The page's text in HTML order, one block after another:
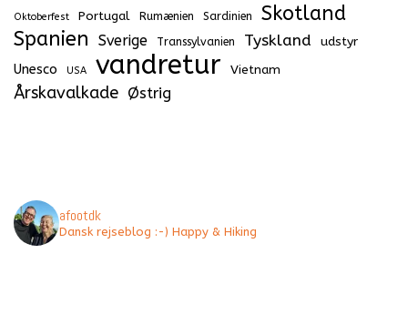
Oktoberfest Portugal Rumænien Sardinien
Skotland
Spanien
Sverige Transsylvanien Tyskland udstyr
Unesco USA vandretur Vietnam
Årskavalkade Østrig
afootdk
Dansk rejseblog :-) Happy & Hiking